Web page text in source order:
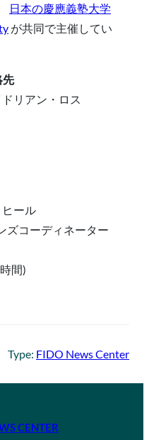
日本の慶應義塾大学
が共同で主催してい
先
リアン・ロス
ール
ズコーディネーター
間)
Type: FIDO News Center
CENTER